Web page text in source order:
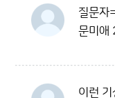
질문자
문미애
이런